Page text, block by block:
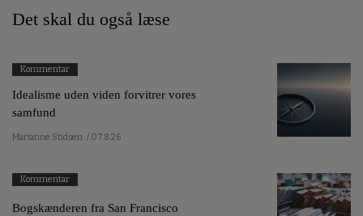
Det skal du også læse
Kommentar
Idealisme uden viden forvitrer vores
samfund
Marianne Stidsen / 07.8.26
Kommentar
Bogskænderen fra San Francisco